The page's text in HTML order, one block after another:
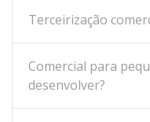
Terceirização
Comercial para
desenvolver?